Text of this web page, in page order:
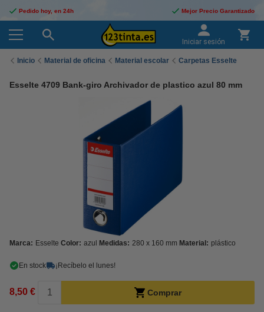
Pedido hoy, en 24h Mejor Precio Garantizado
Iniciar sesión
Inicio Material de oficina Material escolar Carpetas Esselte
Esselte 4709 Bank-giro Archivador de plastico azul 80 mm
Marca: Esselte Color: azul Medidas: 280 x 160 mm Material: plástico
En stock ¡Recíbelo el lunes!
8,50 € Comprar